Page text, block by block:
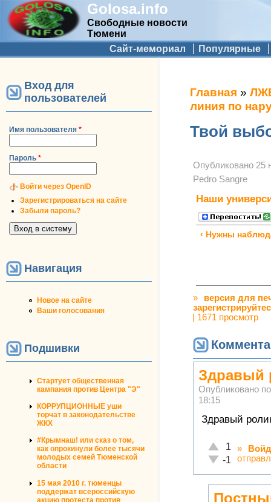
Golosa.info
Свободные новости
Тюмени
Дополнительное меню
Сайт-мемориал Популярные
Вход для
пользователей
Имя пользователя *
Пароль *
Войти через OpenID
Зарегистрироваться на сайте
Забыли пароль?
Навигация
Новое на сайте
Ваши голосования
Подшивки
Стартует общественная
кампания против Центра "Э"
КОРРУПЦИОННЫЕ уши
торчат в законодательстве
ЖКХ
#Крымнаш! или сказ о том,
как опрокинули более тысячи
молодых семей Тюменской
области
15 мая 2010 г. тюменцы
поддержат всероссийскую
акцию протеста против
Вы здесь
Главная »
линия по
Твой
Опубликовано 25
Pedro Sangre
Наши
‹ Нужны
»
версия для
1671 просмотр
Здравый
Опубликовано
18:15
Здравый
Отлично!
1
Неадекватно!
-1
»